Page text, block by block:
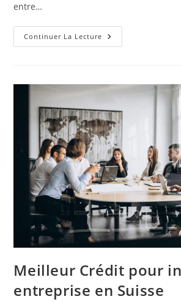
entre…
Continuer La Lecture Meilleur
Crédit
Suisse
Meilleur Crédit pour
entreprise en Suisse